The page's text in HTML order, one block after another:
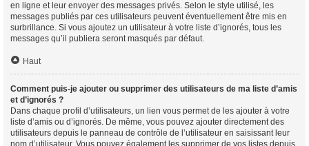
en ligne et leur envoyer des messages privés. Selon le style utilisé, les
messages publiés par ces utilisateurs peuvent éventuellement être mis en
surbrillance. Si vous ajoutez un utilisateur à votre liste d’ignorés, tous les
messages qu’il publiera seront masqués par défaut.
Haut
Comment puis-je ajouter ou supprimer des utilisateurs de ma liste d’amis
et d’ignorés ?
Dans chaque profil d’utilisateurs, un lien vous permet de les ajouter à votre
liste d’amis ou d’ignorés. De même, vous pouvez ajouter directement des
utilisateurs depuis le panneau de contrôle de l’utilisateur en saisissant leur
nom d’utilisateur. Vous pouvez également les supprimer de vos listes depuis